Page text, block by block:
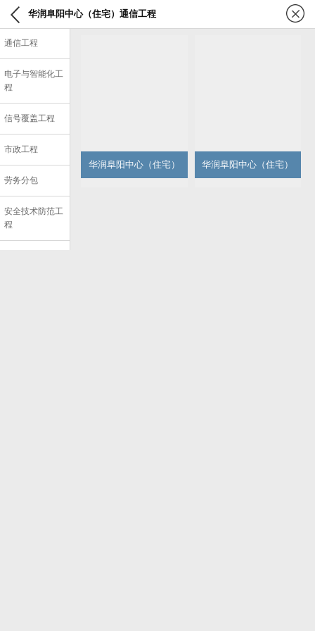
华润阜阳中心（住宅）通信工程
通信工程
电子与智能化工
程
信号覆盖工程
市政工程
劳务分包
安全技术防范工
程
华润阜阳中心（住宅） 华润阜阳中心（住宅）